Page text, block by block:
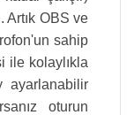
Artık OBS ve
sahip
ile kolaylıkla
ayarlanabilir
oturun